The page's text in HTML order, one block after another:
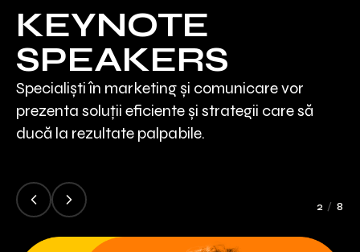
KEYNOTE
SPEAKERS
Specialiști în marketing și comunicare vor
prezenta soluții eficiente și strategii care să
ducă la rezultate palpabile.
2 / 8